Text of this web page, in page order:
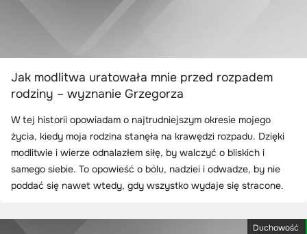
Jak modlitwa uratowała mnie przed rozpadem
rodziny – wyznanie Grzegorza
W tej historii opowiadam o najtrudniejszym okresie mojego
życia, kiedy moja rodzina stanęła na krawędzi rozpadu. Dzięki
modlitwie i wierze odnalazłem siłę, by walczyć o bliskich i
samego siebie. To opowieść o bólu, nadziei i odwadze, by nie
poddać się nawet wtedy, gdy wszystko wydaje się stracone.
Duchowość